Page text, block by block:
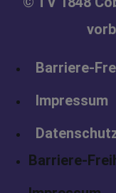
Barriere-
Impressum
Barriere-